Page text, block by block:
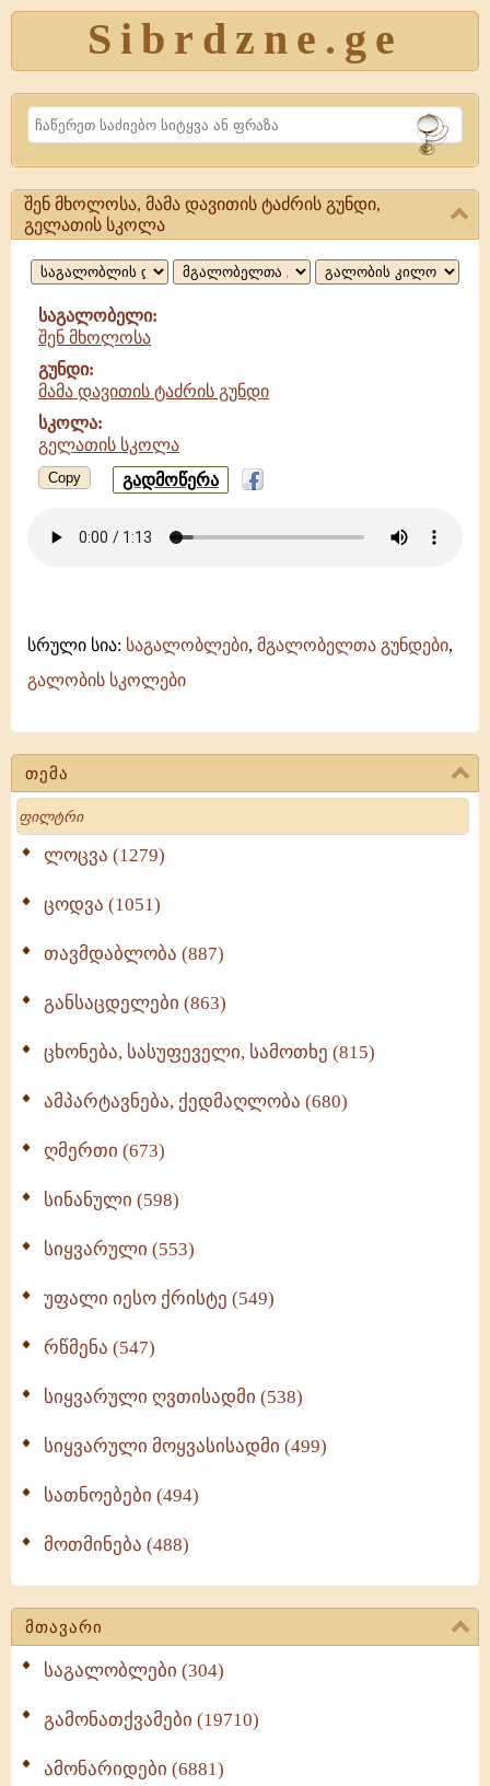
Sibrdzne.ge
Search
თემა
Search
ლოცვა (1279)
ცოდვა (1051)
თავმდაბლობა (887)
განსაცდელები (863)
ცხონება, სასუფეველი, სამოთხე (815)
ამპარტავნება, ქედმაღლობა (680)
ღმერთი (673)
სინანული (598)
სიყვარული (553)
უფალი იესო ქრისტე (549)
რწმენა (547)
სიყვარული ღვთისადმი (538)
სიყვარული მოყვასისადმი (499)
სათნოებები (494)
მოთმინება (488)
მთავარი
საგალობლები (304)
გამონათქვამები (19710)
ამონარიდები (6881)
შენ
მხოლოსა,
დავითის
ტაძრის
გუნდი
შენ მხოლოსა, მამა დავითის ტაძრის გუნდი,
გელათის სკოლა
საგალობელი:
შენ მხოლოსა
გუნდი:
მამა დავითის ტაძრის გუნდი
სკოლა:
გელათის სკოლა
Copy გადმოწერა
სრული სია: საგალობლები, მგალობელთა გუნდები,
გალობის სკოლები